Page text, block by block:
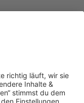
Schreib uns